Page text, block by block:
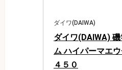
ダイワ(DAIWA)
ダイワ(DAIWA)
ム ハイパーマエ
４５０